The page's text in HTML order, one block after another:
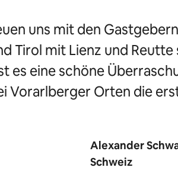
uns mit den
Tirol mit Lienz und
es eine schöne
Vorarlberger Orten die
Alexander
Schweiz